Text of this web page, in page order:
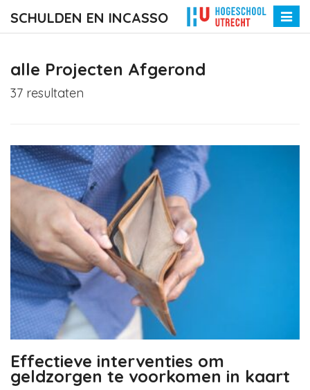
SCHULDEN EN INCASSO
Toggle
alle Projecten Afgerond
37 resultaten
Effectieve interventies om
geldzorgen te voorkomen in kaart